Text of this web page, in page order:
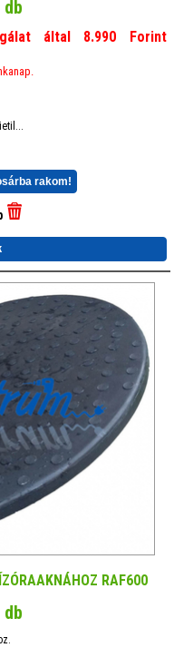
által 8.990 Forint
rakom!
RAF600